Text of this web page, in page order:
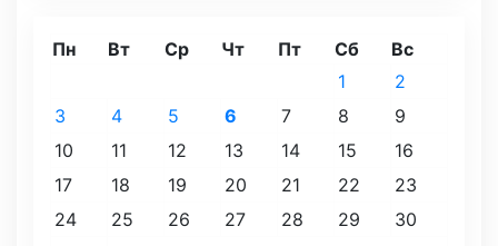
Пн Вт Ср Чт Пт Сб Вс
1
2
3
4 5 6 7 8
9
10
11 12 13 14 15
16
17
18 19 20 21 22
23
24
25 26 27 28 29
30